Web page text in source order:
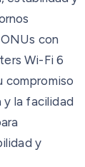
con
Wi-Fi 6
compromiso
y la facilidad
y